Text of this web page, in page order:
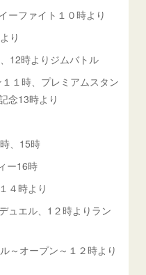
ーファイト１０時より
り
12時よりジムバトル
１時、プレミアムスタン
念13時より
、15時
ー16時
４時より
ュエル、1２時よりラン
～オープン～１２時より